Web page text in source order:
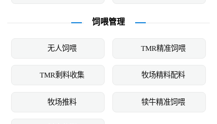
饲喂管理
无人饲喂 TMR精准饲喂
TMR剩料收集 牧场精料配料
牧场推料 犊牛精准饲喂